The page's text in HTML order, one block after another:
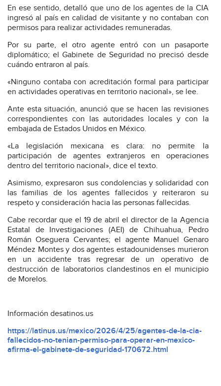
En ese sentido, detalló que uno de los agentes de la CIA
ingresó al país en calidad de visitante y no contaban con
permisos para realizar actividades remuneradas.
Por su parte, el otro agente entró con un pasaporte
diplomático; el Gabinete de Seguridad no precisó desde
cuándo entraron al país.
«Ninguno contaba con acreditación formal para participar
en actividades operativas en territorio nacional», se lee.
Ante esta situación, anunció que se hacen las revisiones
correspondientes con las autoridades locales y con la
embajada de Estados Unidos en México.
«La legislación mexicana es clara: no permite la
participación de agentes extranjeros en operaciones
dentro del territorio nacional», dice el texto.
Asimismo, expresaron sus condolencias y solidaridad con
las familias de los agentes fallecidos y reiteraron su
respeto y consideración hacia las personas fallecidas.
Cabe recordar que el 19 de abril el director de la Agencia
Estatal de Investigaciones (AEI) de Chihuahua, Pedro
Román Oseguera Cervantes; el agente Manuel Genaro
Méndez Montes y dos agentes estadounidenses murieron
en un accidente tras regresar de un operativo de
destrucción de laboratorios clandestinos en el municipio
de Morelos.
Información desatinos.us
https://latinus.us/mexico/2026/4/25/agentes-de-la-cia-
fallecidos-no-tenian-permiso-para-operar-en-mexico-
afirma-el-gabinete-de-seguridad-170672.html